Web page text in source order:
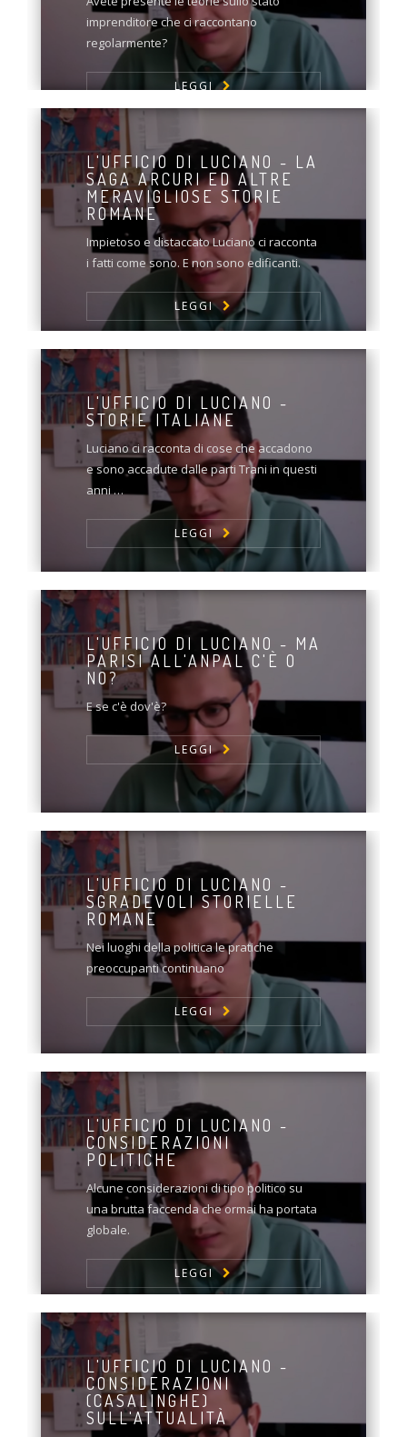
imprenditore che ci raccontano
regolarmente?
LEGGI
L'UFFICIO DI LUCIANO - LA
SAGA ARCURI ED ALTRE
MERAVIGLIOSE STORIE
ROMANE
Impietoso e distaccato Luciano ci racconta
i fatti come sono. E non sono edificanti.
LEGGI
L'UFFICIO DI LUCIANO -
STORIE ITALIANE
Luciano ci racconta di cose che accadono
e sono accadute dalle parti Trani in questi
anni …
LEGGI
L'UFFICIO DI LUCIANO - MA
PARISI ALL'ANPAL C'È O
NO?
E se c'è dov'è?
LEGGI
L'UFFICIO DI LUCIANO -
SGRADEVOLI STORIELLE
ROMANE
Nei luoghi della politica le pratiche
preoccupanti continuano
LEGGI
L'UFFICIO DI LUCIANO -
CONSIDERAZIONI
POLITICHE
Alcune considerazioni di tipo politico su
una brutta faccenda che ormai ha portata
globale.
LEGGI
L'UFFICIO DI LUCIANO -
CONSIDERAZIONI
(CASALINGHE)
SULL'ATTUALITÀ